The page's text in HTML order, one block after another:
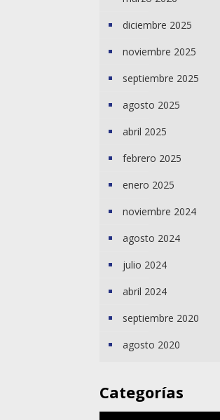
diciembre 2025
noviembre 2025
septiembre 2025
agosto 2025
abril 2025
febrero 2025
enero 2025
noviembre 2024
agosto 2024
julio 2024
abril 2024
septiembre 2020
agosto 2020
Categorías